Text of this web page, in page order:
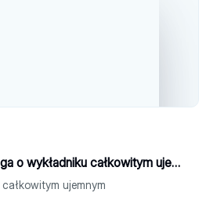
o wykładniku całkowitym ujemnym
ujemnym